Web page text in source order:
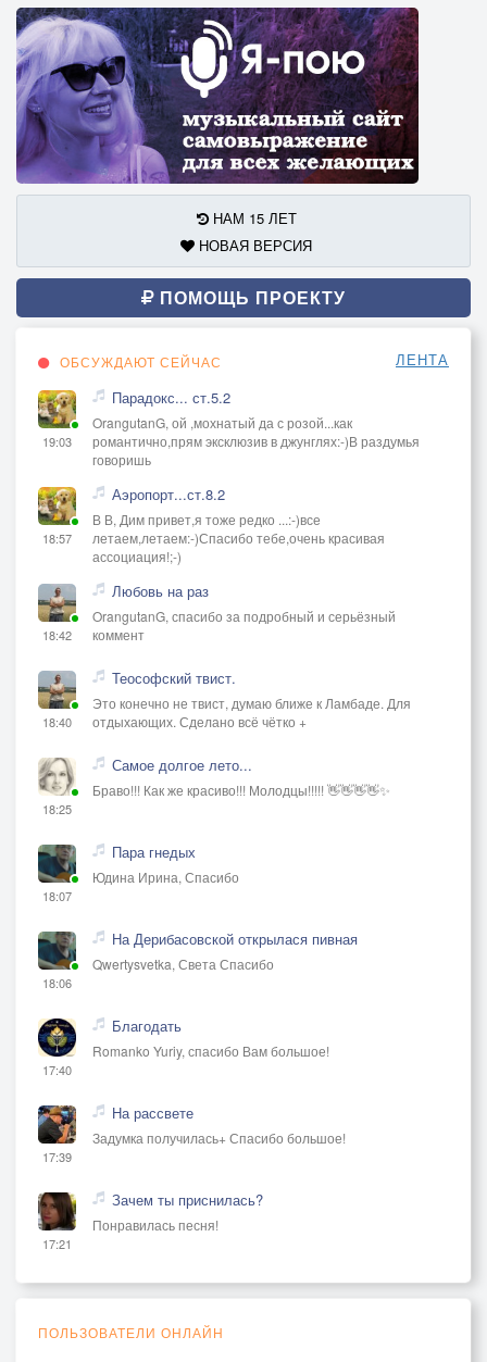
НАМ 15 ЛЕТ
НОВАЯ ВЕРСИЯ
ПОМОЩЬ ПРОЕКТУ
ОБСУЖДАЮТ СЕЙЧАС ЛЕНТА
19:03
Парадокс... ст.5.2
OrangutanG, ой ,мохнатый да с розой...как
романтично,прям эксклюзив в джунглях:-)В раздумья
говоришь
18:57
Аэропорт...ст.8.2
В В, Дим привет,я тоже редко ...:-)все
летаем,летаем:-)Спасибо тебе,очень красивая
ассоциация!;-)
18:42
Любовь на раз
OrangutanG, спасибо за подробный и серьёзный
коммент
18:40
Теософский твист.
Это конечно не твист, думаю ближе к Ламбаде. Для
отдыхающих. Сделано всё чётко +
18:25
Самое долгое лето...
Браво!!! Как же красиво!!! Молодцы!!!!! 👋👋👋👋✨
18:07
Пара гнедых
Юдина Ирина, Спасибо
18:06
На Дерибасовской открылася пивная
Qwertysvetka, Света Спасибо
17:40
Благодать
Romanko Yuriy, спасибо Вам большое!
17:39
На рассвете
Задумка получилась+ Спасибо большое!
17:21
Зачем ты приснилась?
Понравилась песня!
ПОЛЬЗОВАТЕЛИ ОНЛАЙН